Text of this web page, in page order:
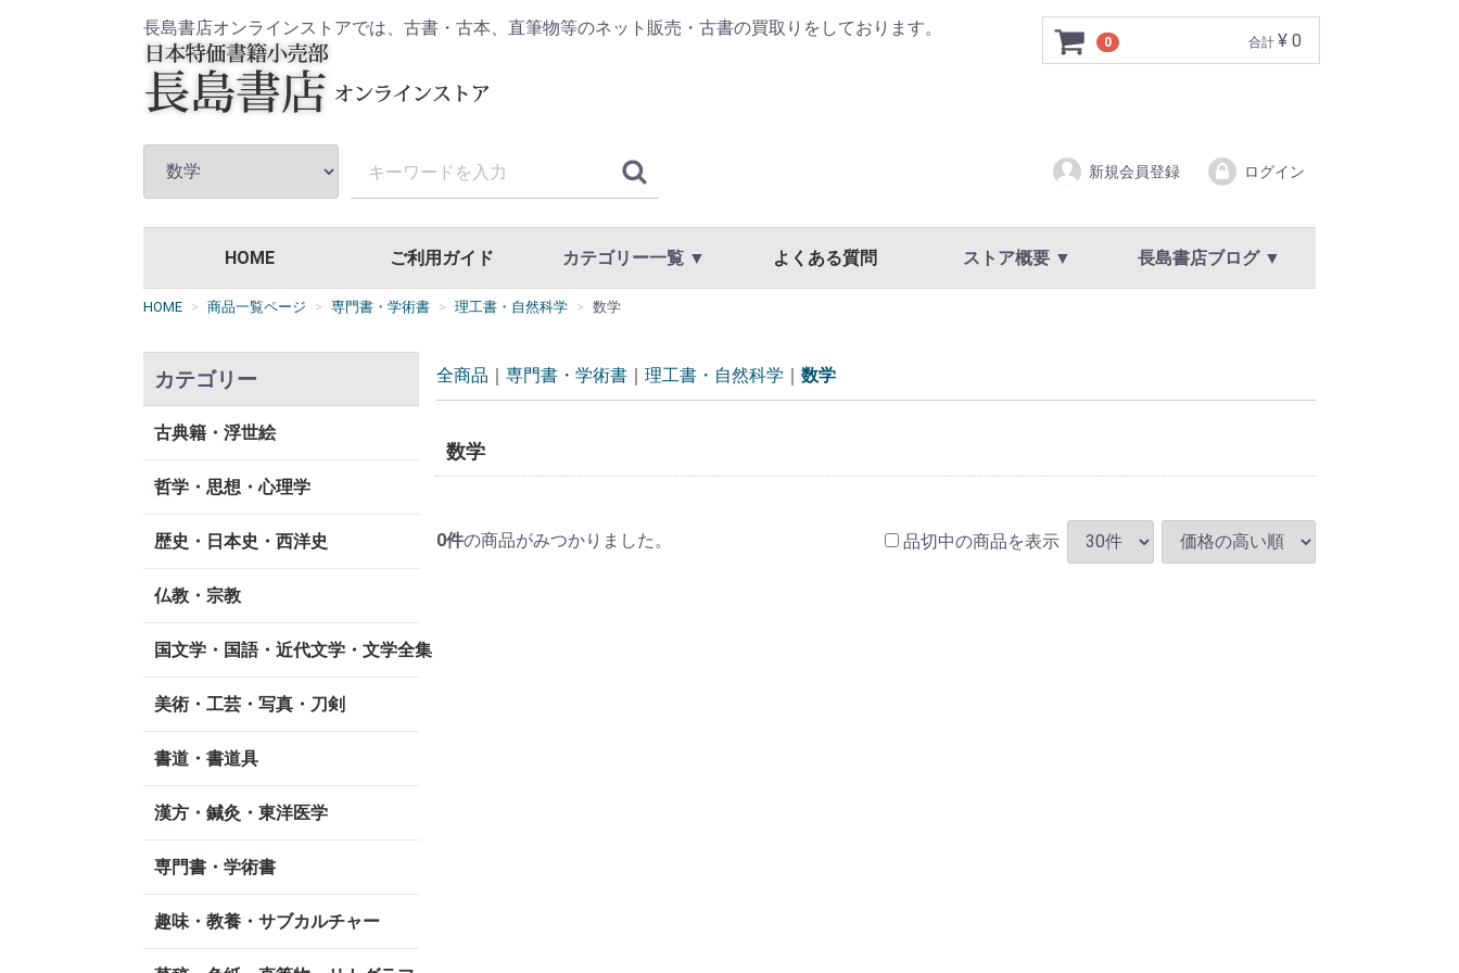
長島書店オンラインストアでは、古書・古本、直筆物等のネット販売・古書の買取りをしております。
0 合計 ¥ 0
新規会員登録 ログイン
HOME ご利用ガイド カテゴリー一覧 ▼
古典籍・浮世絵
哲学・思想・心理学
歴史・日本史・西洋史
仏教・宗教
書道・書道具
漢方・鍼灸・東洋医学
専門書・学術書
漫画・原画・セル画
商品一覧
よくある質問 ストア概要 ▼ 長島書店ブログ ▼
HOME 商品一覧ページ 専門書・学術書 理工書・自然科学 数学
カテゴリー
古典籍・浮世絵
哲学・思想・心理学
歴史・日本史・西洋史
仏教・宗教
国文学・国語・近代文学・文学全集
美術・工芸・写真・刀剣
書道・書道具
漢方・鍼灸・東洋医学
専門書・学術書
趣味・教養・サブカルチャー
全商品 専門書・学術書 理工書・自然科学 数学
数学
0件の商品がみつかりました。 品切中の商品を表示